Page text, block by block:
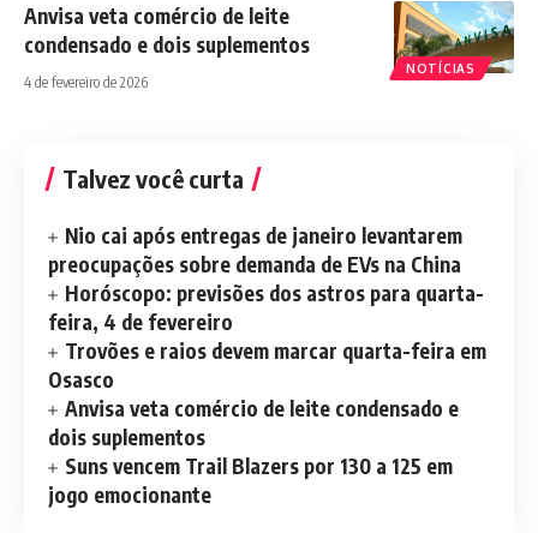
NOTÍCIAS
Anvisa veta comércio de leite
condensado e dois suplementos
4 de fevereiro de 2026
Talvez você curta
Nio cai após entregas de janeiro levantarem
preocupações sobre demanda de EVs na China
Horóscopo: previsões dos astros para quarta-
feira, 4 de fevereiro
Trovões e raios devem marcar quarta-feira em
Osasco
Anvisa veta comércio de leite condensado e
dois suplementos
Suns vencem Trail Blazers por 130 a 125 em
jogo emocionante